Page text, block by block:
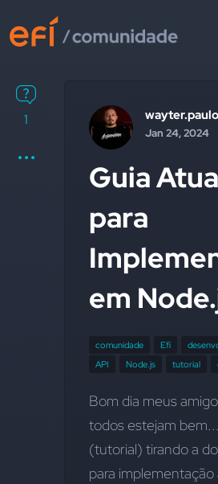
1 wayter.paulo
Jan 24, 2024
Guia
para
em
comunidade Efí
API
Node.js tutorial
Bom dia meus
todos estejam
(tutorial) tirando a
para implementação